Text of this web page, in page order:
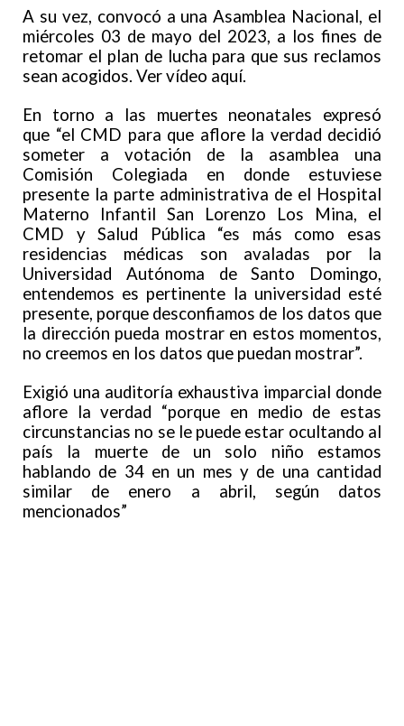
A su vez, convocó a una Asamblea Nacional, el
miércoles 03 de mayo del 2023, a los fines de
retomar el plan de lucha para que sus reclamos
sean acogidos. Ver vídeo aquí.
En torno a las muertes neonatales expresó
que “el CMD para que aflore la verdad decidió
someter a votación de la asamblea una
Comisión Colegiada en donde estuviese
presente la parte administrativa de el Hospital
Materno Infantil San Lorenzo Los Mina, el
CMD y Salud Pública “es más como esas
residencias médicas son avaladas por la
Universidad Autónoma de Santo Domingo,
entendemos es pertinente la universidad esté
presente, porque desconfiamos de los datos que
la dirección pueda mostrar en estos momentos,
no creemos en los datos que puedan mostrar”.
Exigió una auditoría exhaustiva imparcial donde
aflore la verdad “porque en medio de estas
circunstancias no se le puede estar ocultando al
país la muerte de un solo niño estamos
hablando de 34 en un mes y de una cantidad
similar de enero a abril, según datos
mencionados”